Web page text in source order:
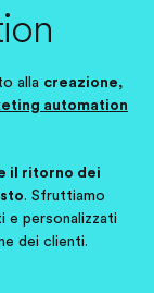
alla creazione,
automation
il ritorno dei
. Sfruttiamo
e personalizzati
dei clienti.